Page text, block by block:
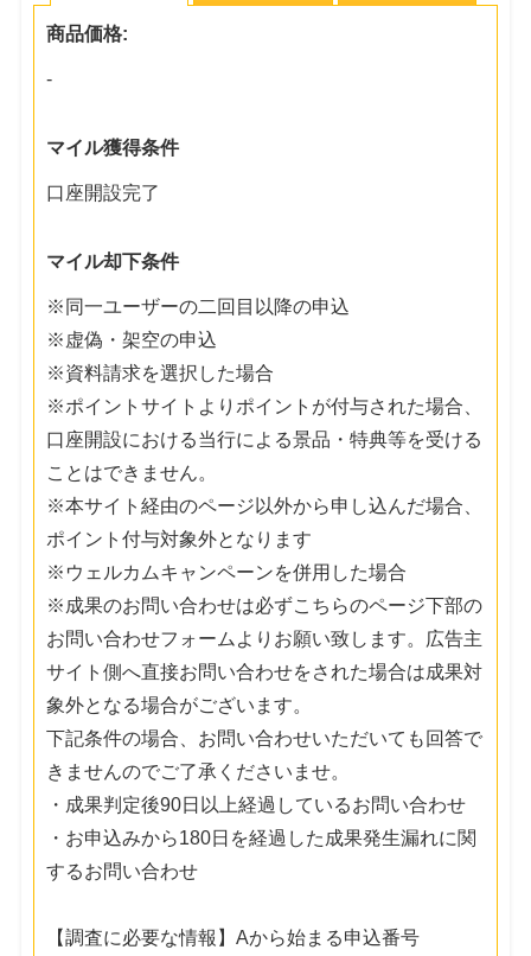
商品価格:
-
マイル獲得条件
口座開設完了
マイル却下条件
※同一ユーザーの二回目以降の申込
※虚偽・架空の申込
※資料請求を選択した場合
※ポイントサイトよりポイントが付与された場合、
口座開設における当行による景品・特典等を受ける
ことはできません。
※本サイト経由のページ以外から申し込んだ場合、
ポイント付与対象外となります
※ウェルカムキャンペーンを併用した場合
※成果のお問い合わせは必ずこちらのページ下部の
お問い合わせフォームよりお願い致します。広告主
サイト側へ直接お問い合わせをされた場合は成果対
象外となる場合がございます。
下記条件の場合、お問い合わせいただいても回答で
きませんのでご了承くださいませ。
・成果判定後90日以上経過しているお問い合わせ
・お申込みから180日を経過した成果発生漏れに関
するお問い合わせ
【調査に必要な情報】Aから始まる申込番号